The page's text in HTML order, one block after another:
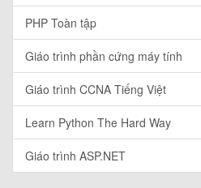
PHP Toàn tập
Giáo trình phần cứng máy tính
Giáo trình CCNA Tiếng Việt
Learn Python The Hard Way
Giáo trình ASP.NET